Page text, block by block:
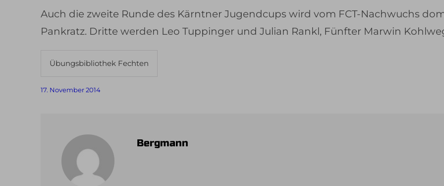
Auch die zweite Runde des Kärntner Jugendcups wird vom FCT-Nachwuchs
Pankratz. Dritte werden Leo Tuppinger und Julian Rankl, Fünfter Marwin
Übungsbibliothek Fechten
17. November 2014
Bergmann